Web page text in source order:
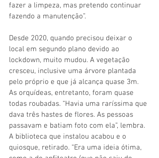
fazer a limpeza, mas pretendo continuar
fazendo a manutenção”.
Desde 2020, quando precisou deixar o
local em segundo plano devido ao
lockdown, muito mudou. A vegetação
cresceu, inclusive uma árvore plantada
pelo próprio e que já alcança quase 3m.
As orquídeas, entretanto, foram quase
todas roubadas. “Havia uma raríssima que
dava três hastes de flores. As pessoas
passavam e batiam foto com ela”, lembra.
A biblioteca que instalou acabou e o
quiosque, retirado. “Era uma ideia ótima,